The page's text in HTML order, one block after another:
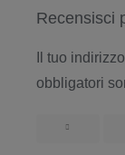
Recensisci
Il tuo
obbligatori